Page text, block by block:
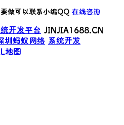
做可以联系小编QQ 在线咨询
开发平台 JINJIA1688.CN
圳蚂蚁网络 系统开发
地图